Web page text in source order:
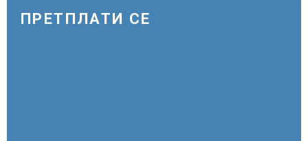
ПРЕТПЛАТИ СЕ